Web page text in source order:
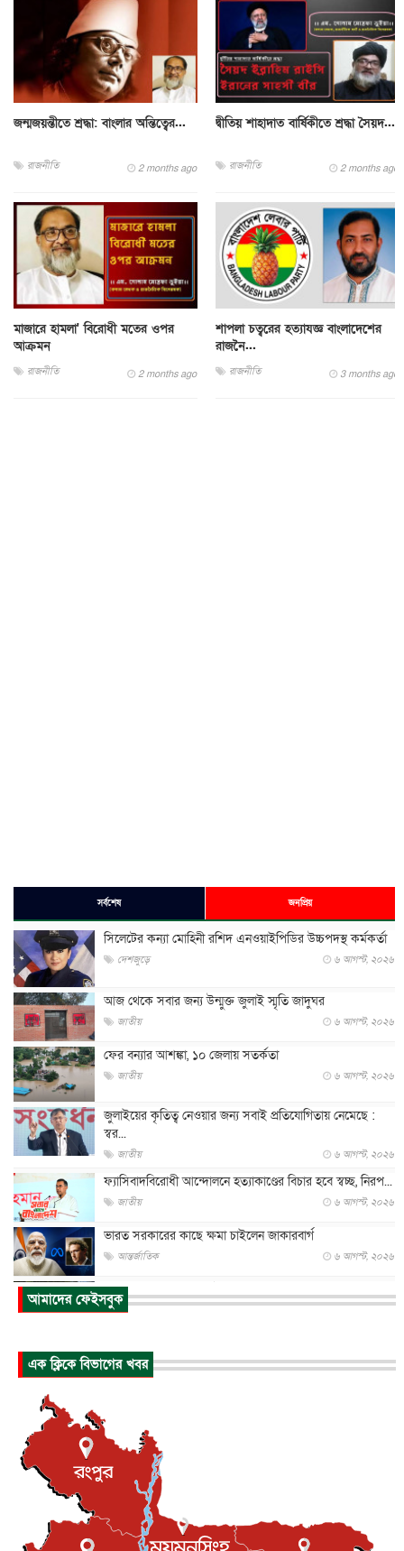
জন্মজয়ন্তীতে শ্রদ্ধা: বাংলার অন্তিত্বের...
রাজনীতি 2 months ago
দ্বীতিয় শাহাদাত বার্ষিকীতে শ্রদ্ধা সৈয়দ...
রাজনীতি 2 months ago
মাজারে হামলা' বিরোধী মতের ওপর
আক্রমন
রাজনীতি 2 months ago
শাপলা চত্বরের হত্যাযজ্ঞ বাংলাদেশের
রাজনৈ...
রাজনীতি 3 months ago
সর্বশেষ জনপ্রিয়
সিলেটের কন্যা মোহিনী রশিদ এনওয়াইপিডির উচ্চপদস্থ কর্মকর্তা
দেশজুড়ে ৬ আগস্ট, ২০২৬
আজ থেকে সবার জন্য উন্মুক্ত জুলাই স্মৃতি জাদুঘর
জাতীয় ৬ আগস্ট, ২০২৬
ফের বন্যার আশঙ্কা, ১০ জেলায় সতর্কতা
জাতীয় ৬ আগস্ট, ২০২৬
জুলাইয়ের কৃতিত্ব নেওয়ার জন্য সবাই প্রতিযোগিতায় নেমেছে :
স্বর...
জাতীয় ৬ আগস্ট, ২০২৬
ফ্যাসিবাদবিরোধী আন্দোলনে হত্যাকাণ্ডের বিচার হবে স্বচ্ছ, নিরপ...
জাতীয় ৬ আগস্ট, ২০২৬
ভারত সরকারের কাছে ক্ষমা চাইলেন জাকারবার্গ
আন্তর্জাতিক ৬ আগস্ট, ২০২৬
আকাশে ট্রাম্পের হেলিকপ্টার ও যাত্রীবাহী বিমান মুখোমুখি, তদন্...
আন্তর্জাতিক
আন্তর্জাতিক ৬ আগস্ট, ২০২৬
টি-টোয়েন্টি ইতিহাসের সর্বোচ্চ রানের মালিক এখন জস বাটলার
বস্তিতে কেটেছে শৈশব, আজ মুম্বাইয়ে দুই বাড়ির মালিক
বিনোদন ৬ আগস্ট, ২০২৬
আমাদের ফেইসবুক
এক ক্লিকে বিভাগের খবর